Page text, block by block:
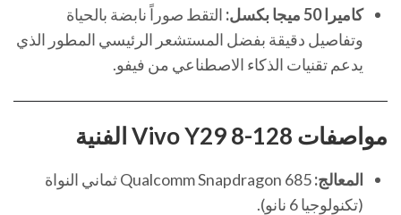
كاميرا 50 ميجا بكسل:
التقط صوراً نابضة بالحياة
وتفاصيل دقيقة بفضل المستشعر الرئيسي المطور الذي
يدعم تقنيات الذكاء الاصطناعي من فيفو.
مواصفات Vivo Y29 8-128 الفنية
المعالج:
Qualcomm Snapdragon 685 ثماني النواة
(تكنولوجيا 6 نانو).